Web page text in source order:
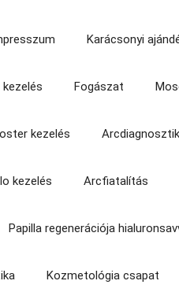
Karácsonyi
Fogászat
kezelés
kezelés Arcfiatalítás
Papilla regenerációja
Kozmetológia csapat